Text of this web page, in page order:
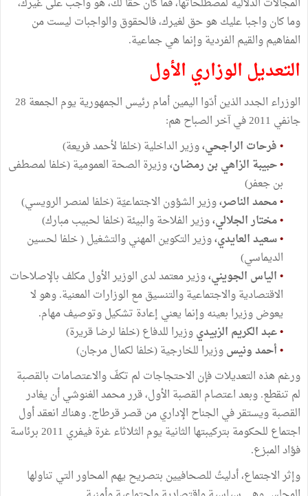
وما كان واجبا عليك هو حق لغيرك، فالحقوق والواجبات ليست من
المفاهيم والقيم الفردية وإنما هي جماعية.
التعديل الوزاري الأول
الوزراء الجدد الذين أدّوا اليمين أمام رئيس الجمهورية يوم الجمعة 28
جانفي 2011 في آخر الصباح هم:
•فرحات الراجحي،وزير الداخلية (خلفا لأحمد فريعة)
•حبيبة الزاهي بن رمضان،وزيرة الصحة العمومية (خلفا لمصطفى
بن جعفر)
•محمد الناصر،وزير الشؤون الاجتماعيّة (خلفا لمنصر الرويسي)
•مختار الجلالي،وزير الفلاحة والبيئة (خلفا لحبيب مبارك)
•سعيد العايدي،وزير التكوين المهني والتشغيل ( خلفا لحسين
الديماسي)
•الياس الجويني،وزير معتمد لدى الوزير الأول مكلف بالإصلاحات
الاقتصادية والاجتماعية والتنسيق مع الوزارات المعنية. وهو لا
يعوض وزيرا بعينه وإنما يعني إعادة تشكيل وتوصيف مهام.
•عبد الكريم الزبيديوزيرا للدفاع (خلفا لرضا قريرة)
•أحمد ونيسوزيرا للخارجية (خلفا لكمال مرجان)
ورغم هذه التعديلات فإن الاحتجاجات لم تكفّ والاعتصامات بالقصبة
لم تنقطع. وبعد اعتصام القصبة الأول، قرر محمد الغنوشي أن يغادر
القصبة ويستقر في الجناح الإداري من قصر قرطاج. وهناك انعقد أول
اجتماع للحكومة بتركيبتها الثانية يوم الثلاثاء غرة فيفري 2011 برئاسة
فؤاد المبزع.
وإثر الاجتماع، أدليتُ للصحافيين بتصريح يهم المحاور التي تناولها